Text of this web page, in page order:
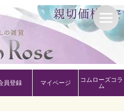
員登録 マイページ
コムローズコラ
ム